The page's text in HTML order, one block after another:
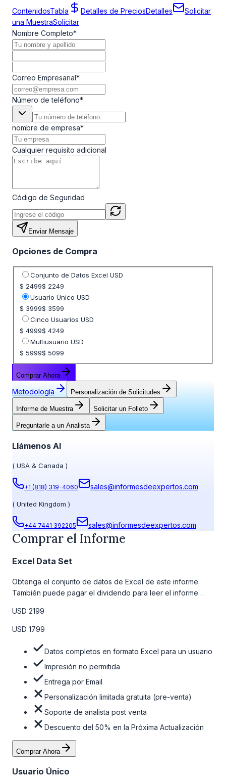
ContenidosTabla Detalles de PreciosDetalles
Solicitar
una MuestraSolicitar
Nombre Completo*
Correo Empresarial*
Número de teléfono*
nombre de empresa*
Cualquier requisito adicional
Código de Seguridad
Enviar Mensaje
Opciones de Compra
Seleccione opción de precio
Conjunto de Datos Excel USD
$ 2499$ 2249
Usuario Único USD
$ 3999$ 3599
Cinco Usuarios USD
$ 4999$ 4249
Multiusuario USD
$ 5999$ 5099
Comprar Ahora
Metodología Personalización de Solicitudes
Informe de Muestra Solicitar un Folleto
Preguntarle a un Analista
Llámenos Al
( USA & Canada )
+1 (818) 319-4060 sales@informesdeexpertos.com
( United Kingdom )
+44 7441 392205 sales@informesdeexpertos.com
Comprar el Informe
Excel Data Set
Obtenga el conjunto de datos de Excel de este informe.
También puede pagar el dividendo para leer el informe
la tabla de precios a continuación.
USD 2199
USD 1799
Datos completos en formato Excel para un usuario
Impresión no permitida
Entrega por Email
Personalización limitada gratuita (pre-venta)
Soporte de analista post venta
Descuento del 50% en la Próxima Actualización
Comprar Ahora
Usuario Único